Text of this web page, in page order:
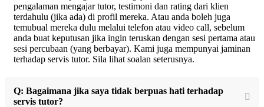
pengalaman mengajar tutor, testimoni dan rating dari klien
terdahulu (jika ada) di profil mereka. Atau anda boleh juga
temubual mereka dulu melalui telefon atau video call, sebelum
anda buat keputusan jika ingin teruskan dengan sesi pertama atau
sesi percubaan (yang berbayar). Kami juga mempunyai jaminan
terhadap servis tutor. Sila lihat soalan seterusnya.
Q: Bagaimana jika saya tidak berpuas hati terhadap
servis tutor?